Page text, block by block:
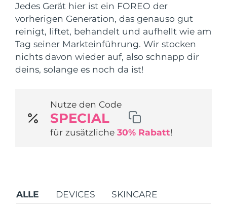
Jedes Gerät hier ist ein FOREO der
vorherigen Generation, das genauso gut
reinigt, liftet, behandelt und aufhellt wie am
Tag seiner Markteinführung. Wir stocken
nichts davon wieder auf, also schnapp dir
deins, solange es noch da ist!
Nutze den Code
SPECIAL
für zusätzliche30% Rabatt!
ALLE DEVICES SKINCARE
FAQ™ Dual LED Panel
BELIEBT
Sonderangebote Bestseller
Vereinigte Staaten Erwartete Lieferung
Vereinigtes
Königreich
Erwartete Lieferung
Spanien Erwartete Lieferung
Frankreich Erwartete Lieferung